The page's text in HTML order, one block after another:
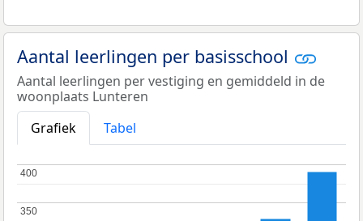
Aantal leerlingen per basisschool
Aantal leerlingen per vestiging en gemiddeld in de
woonplaats Lunteren
Grafiek
Tabel
350
350
400
400